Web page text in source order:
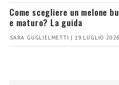
Come scegliere un melone
e maturo? La guida
SARA GUGLIELMETTI | 19 LUGLIO 2026